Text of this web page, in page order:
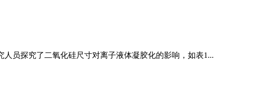
人员探究了二氧化硅尺寸对离子液体凝胶化的影响，如表1...